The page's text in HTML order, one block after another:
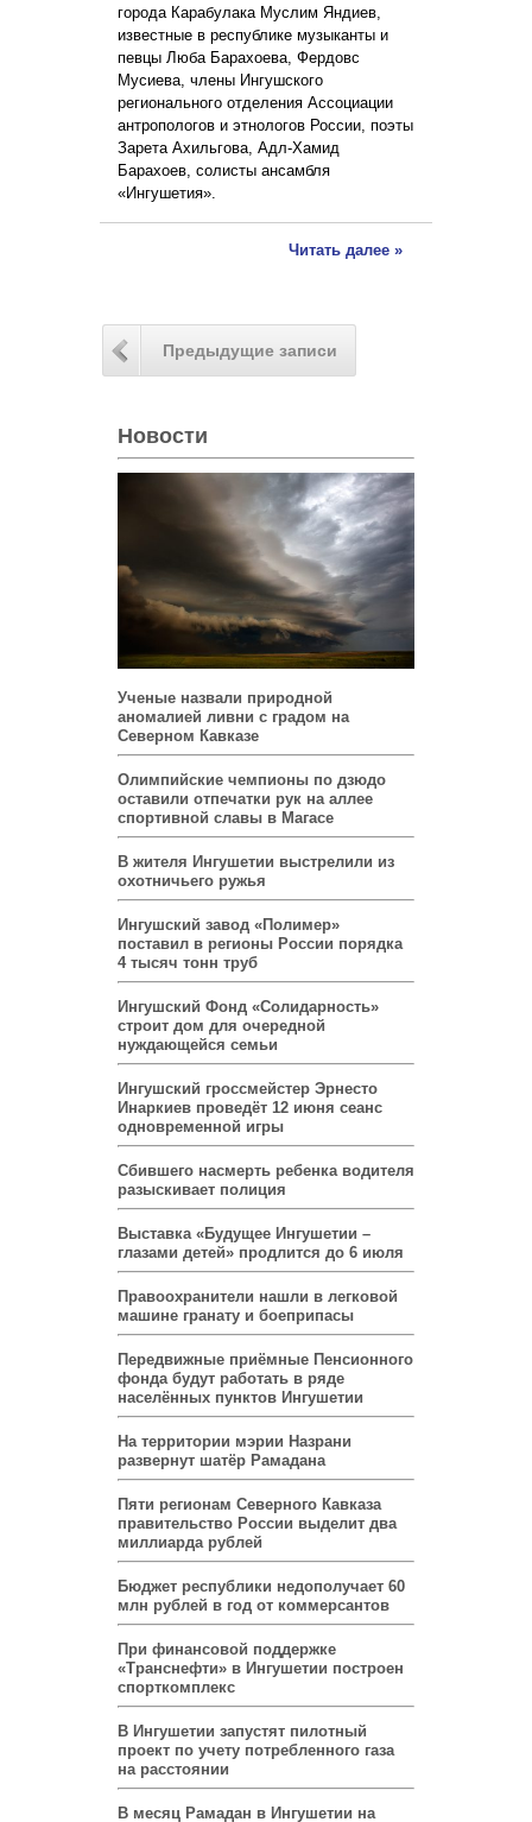
города Карабулака Муслим Яндиев,
известные в республике музыканты и
певцы Люба Барахоева, Фердовс
Мусиева, члены Ингушского
регионального отделения Ассоциации
антропологов и этнологов России, поэты
Зарета Ахильгова, Адл-Хамид
Барахоев, солисты ансамбля
«Ингушетия».
Читать далее »
Предыдущие записи
Новости
Ученые назвали природной
аномалией ливни с градом на
Северном Кавказе
Олимпийские чемпионы по дзюдо
оставили отпечатки рук на аллее
спортивной славы в Магасе
В жителя Ингушетии выстрелили из
охотничьего ружья
Ингушский завод «Полимер»
поставил в регионы России порядка
4 тысяч тонн труб
Ингушский Фонд «Солидарность»
строит дом для очередной
нуждающейся семьи
Ингушский гроссмейстер Эрнесто
Инаркиев проведёт 12 июня сеанс
одновременной игры
Сбившего насмерть ребенка водителя
разыскивает полиция
Выставка «Будущее Ингушетии –
глазами детей» продлится до 6 июля
Правоохранители нашли в легковой
машине гранату и боеприпасы
Передвижные приёмные Пенсионного
фонда будут работать в ряде
населённых пунктов Ингушетии
На территории мэрии Назрани
развернут шатёр Рамадана
Пяти регионам Северного Кавказа
правительство России выделит два
миллиарда рублей
Бюджет республики недополучает 60
млн рублей в год от коммерсантов
При финансовой поддержке
«Транснефти» в Ингушетии построен
спорткомплекс
В Ингушетии запустят пилотный
проект по учету потребленного газа
на расстоянии
В месяц Рамадан в Ингушетии на